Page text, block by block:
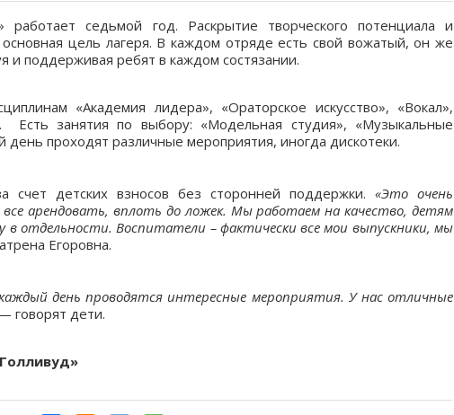
работает седьмой год. Раскрытие творческого потенциала и
цель лагеря. В каждом отряде есть свой вожатый, он же
и поддерживая ребят в каждом состязании.
«Академия лидера», «Ораторское искусство», «Вокал»,
Есть занятия по выбору: «Модельная студия», «Музыкальные
проходят различные мероприятия, иногда дискотеки.
счет детских взносов без сторонней поддержки. «Это очень
арендовать, вплоть до ложек. Мы работаем на качество, детям
в отдельности. Воспитатели – фактически все мои выпускники, мы
Егоровна.
каждый день проводятся интересные мероприятия. У нас отличные
говорят дети.